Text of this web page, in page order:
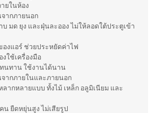
ยในห้อง
จากภายนอก
บ มด ยุง และฝุ่นละออง ไม่ให้ลอดใต้ประตูเข้า
องแอร์ ช่วยประหยัดค่าไฟ
งใช้เครื่องมือ
นทาน ใช้งานได้นาน
จากภายในและภายนอก
ลากหลายแบบ ทั้งไม้ เหล็ก อลูมิเนียม และ
น ยืดหยุ่นสูง ไม่เสียรูป